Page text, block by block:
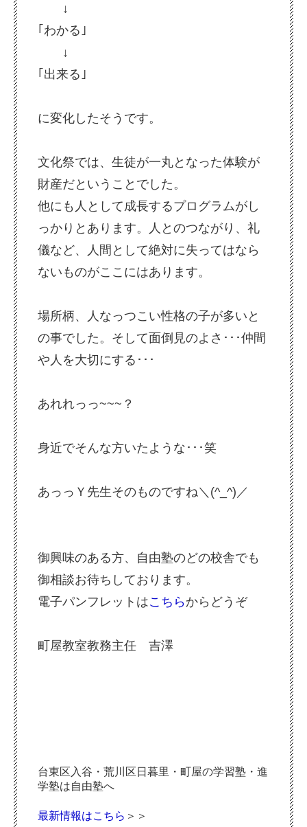
↓
｢わかる｣
↓
｢出来る｣
に変化したそうです。
文化祭では、生徒が一丸となった体験が
財産だということでした。
他にも人として成長するプログラムがし
っかりとあります。
人とのつながり、礼
儀など、
人間として絶対に失ってはなら
ないものがここにはあります。
場所柄、人なっつこい性格の子が多いと
の事でした。 そして面倒見のよさ･･･仲間
や人を大切にする･･･
あれれっっ~~~？
身近でそんな方いたような･･･笑
あっっＹ先生そのものですね＼(^_^)／
御興味のある方、 自由塾のどの校舎でも
御相談お待ちしております。
電子パンフレットはこちらからどうぞ
町屋教室教務主任 吉澤
台東区入谷・荒川区日暮里・町屋の学習塾・進
学塾は自由塾へ
最新情報はこちら ＞＞